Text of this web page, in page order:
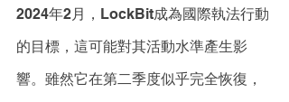
2024年2月，LockBit成為國際執法行動
的目標，這可能對其活動水準產生影
響。雖然它在第二季度似乎完全恢復，